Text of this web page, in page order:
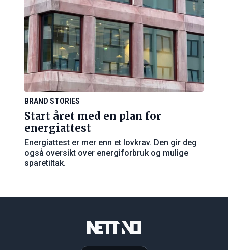
BRAND STORIES
Start året med en plan for
energiattest
Energiattest er mer enn et lovkrav. Den gir deg
også oversikt over energiforbruk og mulige
sparetiltak.